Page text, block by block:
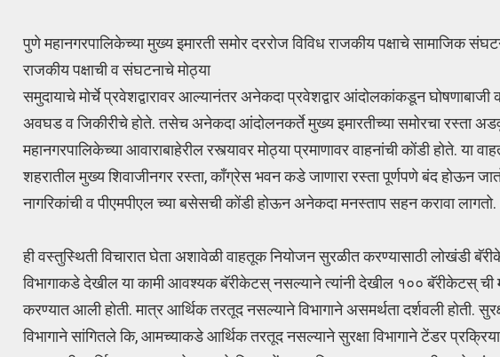
पुणे महानगरपालिकेच्या मुख्य इमारती समोर दररोज विविध राजकीय पक्षाचे सामाजिक
राजकीय पक्षाची व संघटनाचे मोठ्या
समुदायाचे मोर्चे प्रवेशद्वारावर आल्यानंतर अनेकदा प्रवेशद्वार आंदोलकांकडून
अवघड व जिकीरीचे होते. तसेच अनेकदा आंदोलनकर्ते मुख्य इमारतीच्या समोरचा रस्ता
महानगरपालिकेच्या आवाराबाहेरील रस्त्यावर मोठ्या प्रमाणावर वाहनांची कोंडी होते. या
शहरातील मुख्य शिवाजीनगर रस्ता, कॉंग्रेस भवन कडे जाणारा रस्ता पूर्णपणे बंद होऊन
नागरिकांची व पीएमपीएल च्या बसेसची कोंडी होऊन अनेकदा मनस्ताप सहन करावा
ही वस्तुस्थिती विचारात घेता अशावेळी वाहतूक नियोजन सुरळीत करण्यासाठी
विभागाकडे देखील या कामी आवश्यक बॅरीकेटस् नसल्याने त्यांनी देखील १०० बॅरीकेटस्
करण्यात आली होती. मात्र आर्थिक तरतूद नसल्याने विभागाने असमर्थता दर्शवली होती.
विभागाने सांगितले कि, आमच्याकडे आर्थिक तरतूद नसल्याने सुरक्षा विभागाने टेंडर